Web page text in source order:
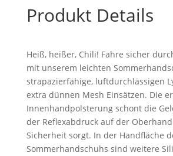
Produkt Details
Heiß, heißer, Chili! Fahre sicher
mit unserem leichten
strapazierfähige, luftdurchlässigen
extra dünnen Mesh Einsätzen. Die
Innenhandpolsterung schont die
der Reflexabdruck auf der
Sicherheit sorgt. In der Handfläche
Sommerhandschuhs sind weitere